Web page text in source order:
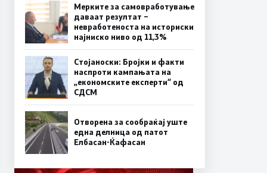
Мерките за самовработување
даваат резултат –
невработеноста на историски
најниско ниво од 11,3%
Стојаноски: Бројки и факти
наспроти кампањата на
„економските експерти“ од
СДСM
Отворена за сообраќај уште
една делница од патот
Елбасан-Ќафасан